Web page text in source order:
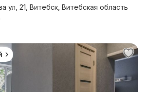
ул, 21, Витебск, Витебская область